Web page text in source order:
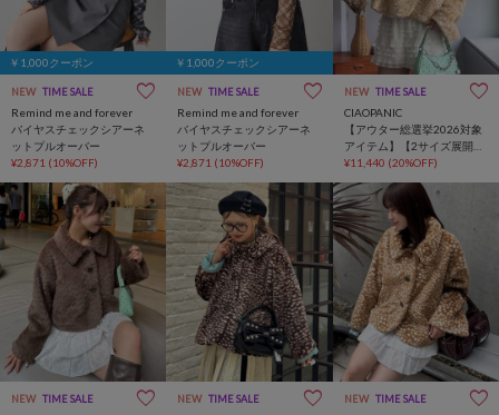
￥1,000クーポン
NEW TIME SALE
Remind me and forever
バイヤスチェックシアーネ
ットプルオーバー
¥2,871 (10%OFF)
￥1,000クーポン
NEW TIME SALE
Remind me and forever
バイヤスチェックシアーネ
ットプルオーバー
¥2,871 (10%OFF)
NEW TIME SALE
CIAOPANIC
【アウター総選挙2026対象
アイテム】【2サイズ展開】
アソートバンビ柄ファージ
¥11,440 (20%OFF)
NEW TIME SALE NEW TIME SALE NEW TIME SALE